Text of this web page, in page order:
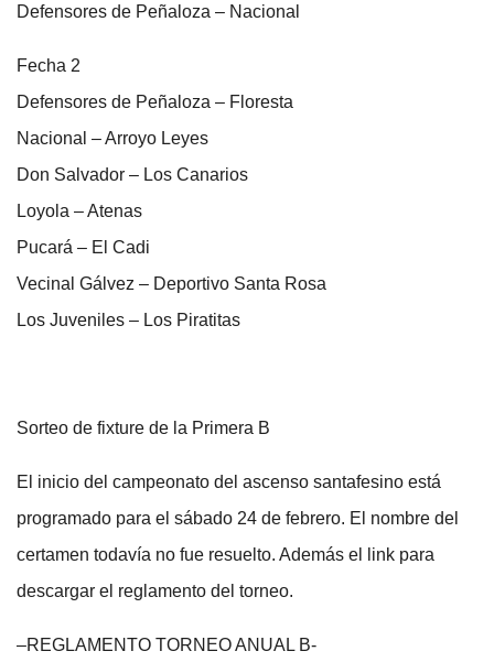
Defensores de Peñaloza – Nacional
Fecha 2
Defensores de Peñaloza – Floresta
Nacional – Arroyo Leyes
Don Salvador – Los Canarios
Loyola – Atenas
Pucará – El Cadi
Vecinal Gálvez – Deportivo Santa Rosa
Los Juveniles – Los Piratitas
Sorteo de fixture de la Primera B
El inicio del campeonato del ascenso santafesino está
programado para el sábado 24 de febrero. El nombre del
certamen todavía no fue resuelto. Además el link para
descargar el reglamento del torneo.
–REGLAMENTO TORNEO ANUAL B-